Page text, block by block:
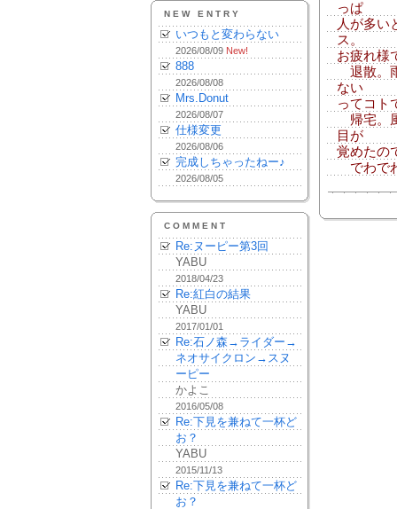
NEW ENTRY
いつもと変わらない
2026/08/09 New!
888
2026/08/08
Mrs.Donut
2026/08/07
仕様変更
2026/08/06
完成しちゃったねー♪
2026/08/05
COMMENT
Re:ヌーピー第3回
YABU
2018/04/23
Re:紅白の結果
YABU
2017/01/01
Re:石ノ森→ライダー→
ネオサイクロン→スヌ
ーピー
かよこ
2016/05/08
Re:下見を兼ねて一杯ど
お？
YABU
2015/11/13
Re:下見を兼ねて一杯ど
お？
っぱ
人が多い
ス。
お疲れ様
退散。
ない
ってコト
帰宅。
目が
覚めたの
でわで